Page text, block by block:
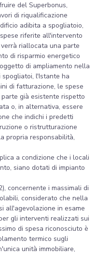
del Superbonus,
di riqualificazione
adibita a spogliatoio,
riferite all'intervento
riallocata una parte
di risparmio energetico
di ampliamento nella
l'Istante ha
di fatturazione, le spese
già esistente rispetto
o, in alternativa, essere
che indichi i predetti
o ristrutturazione
propria responsabilità,
a condizione che i locali
siano dotati di impianto
concernente i massimali di
considerato che nella
all'agevolazione in esame
gli interventi realizzati sui
di spesa riconosciuto è
termico sugli
unità immobiliare,